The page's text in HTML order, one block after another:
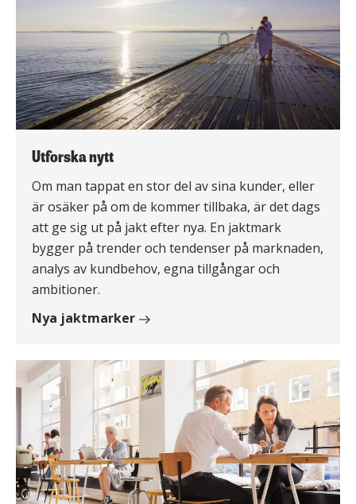
Utforska nytt
Om man tappat en stor del av sina kunder, eller
är osäker på om de kommer tillbaka, är det dags
att ge sig ut på jakt efter nya. En jaktmark
bygger på trender och tendenser på marknaden,
analys av kundbehov, egna tillgångar och
ambitioner.
Nya jaktmarker